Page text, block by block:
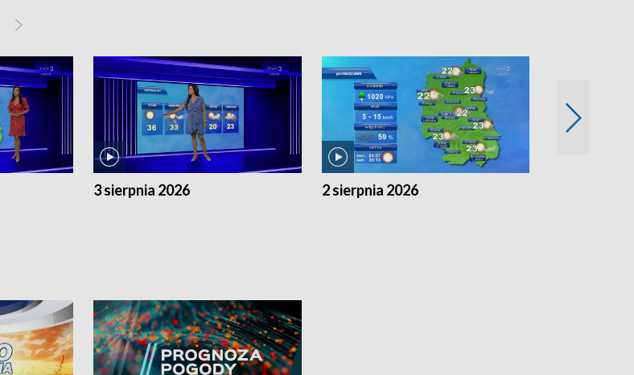
3 sierpnia 2026 2 sierpnia 2026